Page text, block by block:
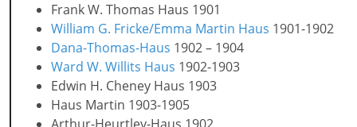
Frank W. Thomas Haus 1901
William G. Fricke/Emma Martin Haus 1901-1902
Dana-Thomas-Haus 1902 – 1904
Ward W. Willits Haus 1902-1903
Edwin H. Cheney Haus 1903
Haus Martin 1903-1905